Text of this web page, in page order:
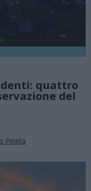
quattro
del
Pineta